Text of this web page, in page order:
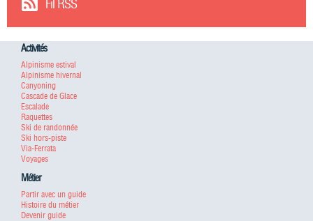
Fil RSS
Activités
Alpinisme estival
Alpinisme hivernal
Canyoning
Cascade de Glace
Escalade
Raquettes
Ski de randonnée
Ski hors-piste
Via-Ferrata
Voyages
Métier
Partir avec un guide
Histoire du métier
Devenir guide